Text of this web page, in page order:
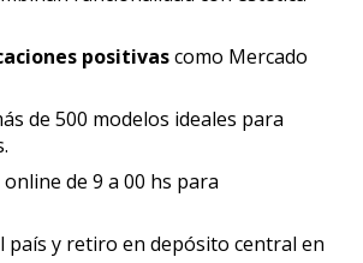
positivascomo Mercado
de 500 modelos ideales para
de 9 a 00 hs para
país y retiro en depósito central en